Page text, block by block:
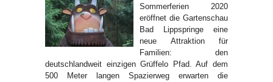
Sommerferien 2020
eröffnet die Gartenschau
Bad Lippspringe eine
neue Attraktion für
Familien: den
deutschlandweit einzigen Grüffelo Pfad. Auf dem
500 Meter langen Spazierweg erwarten die